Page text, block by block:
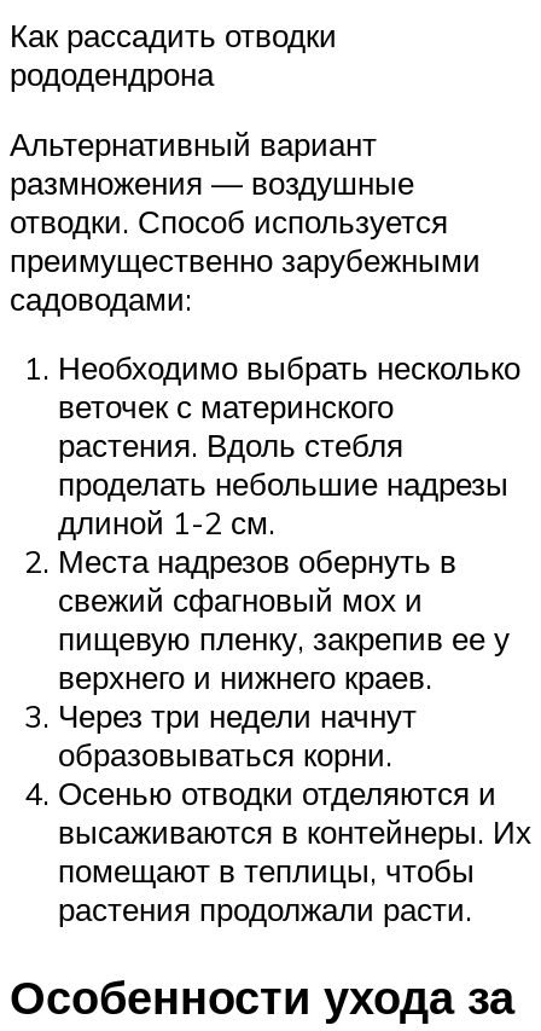
Как рассадить отводки
рододендрона
Альтернативный вариант
размножения — воздушные
отводки. Способ используется
преимущественно зарубежными
садоводами:
Необходимо выбрать несколько
веточек с материнского
растения. Вдоль стебля
проделать небольшие надрезы
длиной 1-2 см.
Места надрезов обернуть в
свежий сфагновый мох и
пищевую пленку, закрепив ее у
верхнего и нижнего краев.
Через три недели начнут
образовываться корни.
Осенью отводки отделяются и
высаживаются в контейнеры. Их
помещают в теплицы, чтобы
растения продолжали расти.
Особенности ухода за